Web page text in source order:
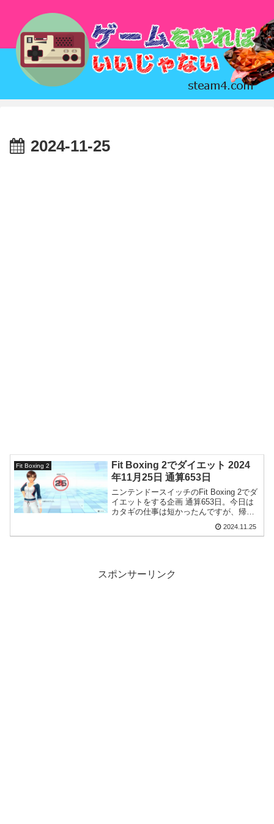
2024-11-25
Fit Boxing 2
Fit Boxing 2でダイエット 2024
年11月25日 通算653日
ニンテンドースイッチのFit Boxing 2でダ
イエットをする企画 通算653日。今日は
カタギの仕事は短かったんですが、帰宅
後の作業が多くてとても忙しい一日でし
2024.11.25
スポンサーリンク